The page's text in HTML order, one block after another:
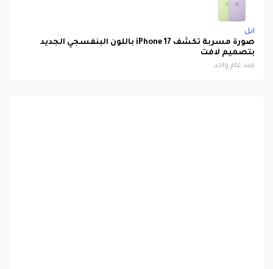
ابل
صورة مسربة تكشف iPhone 17 باللون البنفسجي الجديد
بتصميم لافت
منذ عام واحد